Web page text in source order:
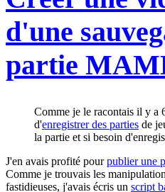
d'une
partie
Comme je le racontais il y a
d'enregistrer des parties de
la partie et si besoin
J'en avais profité pourpublier une
Comme je trouvais les
fastidieuses, j'avais écris un script